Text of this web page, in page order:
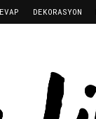
DEKORASYON